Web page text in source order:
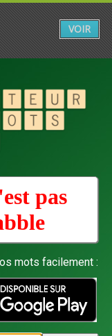
pas
mots facilement :
VOIR